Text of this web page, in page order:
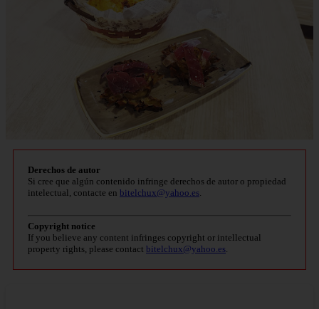
Derechos de autor
Si cree que algún contenido infringe derechos de autor o propiedad
intelectual, contacte en bitelchux@yahoo.es.
Copyright notice
If you believe any content infringes copyright or intellectual
property rights, please contact bitelchux@yahoo.es.